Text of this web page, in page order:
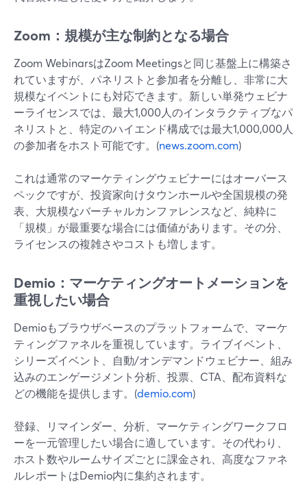
Zoom：規模が主な制約となる場合
Zoom WebinarsはZoom Meetingsと同じ基盤上に構築さ
れていますが、パネリストと参加者を分離し、非常に大
規模なイベントにも対応できます。新しい単発ウェビナ
ーライセンスでは、最大1,000人のインタラクティブなパ
ネリストと、特定のハイエンド構成では最大1,000,000人
の参加者をホスト可能です。(news.zoom.com)
これは通常のマーケティングウェビナーにはオーバース
ペックですが、投資家向けタウンホールや全国規模の発
表、大規模なバーチャルカンファレンスなど、純粋に
「規模」が最重要な場合には価値があります。その分、
ライセンスの複雑さやコストも増します。
Demio：マーケティングオートメーションを
重視したい場合
Demioもブラウザベースのプラットフォームで、マーケ
ティングファネルを重視しています。ライブイベント、
シリーズイベント、自動/オンデマンドウェビナー、組み
込みのエンゲージメント分析、投票、CTA、配布資料な
どの機能を提供します。(demio.com)
登録、リマインダー、分析、マーケティングワークフロ
ーを一元管理したい場合に適しています。その代わり、
ホスト数やルームサイズごとに課金され、高度なファネ
ルレポートはDemio内に集約されます。